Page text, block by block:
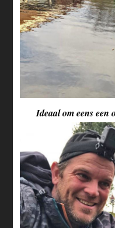
Ideaal om eens een